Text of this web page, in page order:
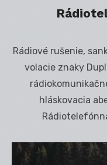
Rádiové rušenie,
volacie znaky
hláskovacia